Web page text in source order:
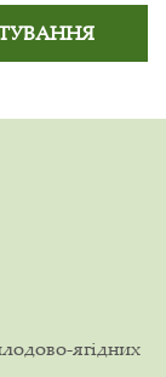
ягідних